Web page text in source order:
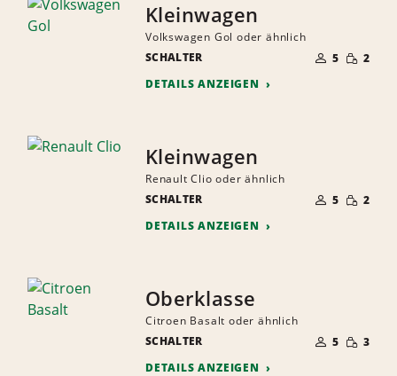
Kleinwagen
Volkswagen Gol oder ähnlich
SCHALTER
DER
MITFAHRER
5 GERINGE
MENGE
2
DETAILS ANZEIGEN
Kleinwagen
Renault Clio oder ähnlich
SCHALTER
DER
MITFAHRER
5 GERINGE
MENGE
2
DETAILS ANZEIGEN
Oberklasse
Citroen Basalt oder ähnlich
SCHALTER
DER
MITFAHRER
5 GERINGE
MENGE
3
DETAILS ANZEIGEN